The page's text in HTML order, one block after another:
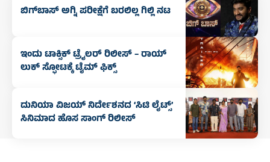
ಬಿಗ್‌ಬಾಸ್ ಅಗ್ನಿ ಪರೀಕ್ಷೆಗೆ ಬರಲಿಲ್ಲ ಗಿಲ್ಲಿ ನಟ
ಇಂದು ಟಾಕ್ಸಿಕ್ ಟ್ರೈಲರ್ ರಿಲೀಸ್‌ – ರಾಯ್‌
ಲುಕ್ ಸ್ಫೋಟಕ್ಕೆ ಟೈಮ್‌ ಫಿಕ್ಸ್‌
ದುನಿಯಾ ವಿಜಯ್ ನಿರ್ದೇಶನದ ‘ಸಿಟಿ ಲೈಟ್ಸ್’
ಸಿನಿಮಾದ ಹೊಸ ಸಾಂಗ್ ರಿಲೀಸ್